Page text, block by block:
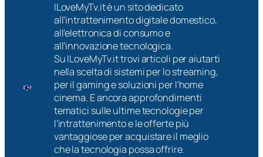
ILoveMyTv.it è un sito dedicato
all’intrattenimento digitale domestico,
all’elettronica di consumo e
all’innovazione tecnologica.
Su ILoveMyTv.it trovi articoli per aiutarti
nella scelta di sistemi per lo streaming,
per il gaming e soluzioni per l’home
cinema. E ancora approfondimenti
tematici sulle ultime tecnologie per
l’intrattenimento e le offerte più
vantaggiose per acquistare il meglio
che la tecnologia possa offrire.